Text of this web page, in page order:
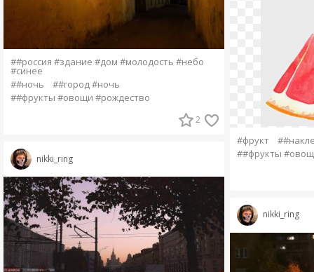
##россия #здание #дом #молодость #небо
#синее
##ночь
##город #ночь
##фрукты #овощи #рождество
2
nikki_ring
#фрукт
##фрукты
nikki_ring